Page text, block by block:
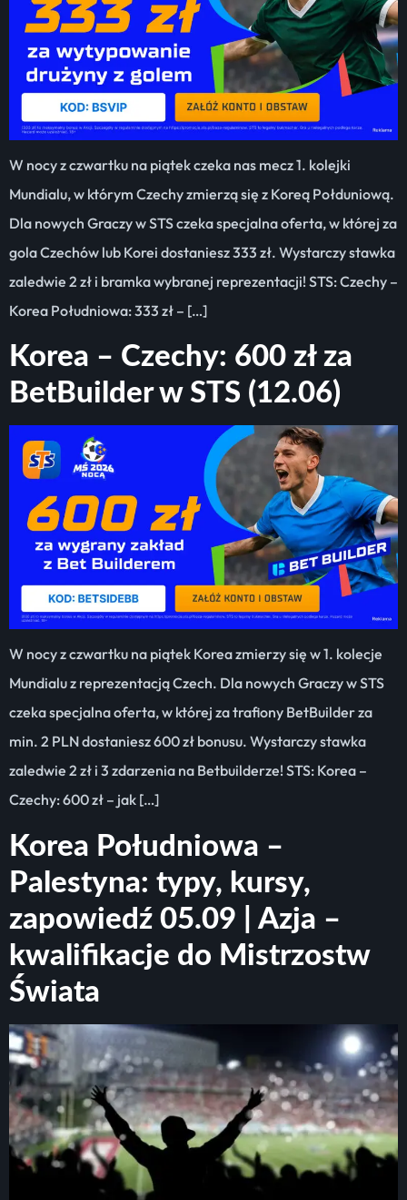
W nocy z czwartku na piątek czeka nas mecz 1. kolejki
Mundialu, w którym Czechy zmierzą się z Koreą Połduniową.
Dla nowych Graczy w STS czeka specjalna oferta, w której za
gola Czechów lub Korei dostaniesz 333 zł. Wystarczy stawka
zaledwie 2 zł i bramka wybranej reprezentacji! STS: Czechy –
Korea Południowa: 333 zł – […]
Korea – Czechy: 600 zł za
BetBuilder w STS (12.06)
W nocy z czwartku na piątek Korea zmierzy się w 1. kolecje
Mundialu z reprezentacją Czech. Dla nowych Graczy w STS
czeka specjalna oferta, w której za trafiony BetBuilder za
min. 2 PLN dostaniesz 600 zł bonusu. Wystarczy stawka
zaledwie 2 zł i 3 zdarzenia na Betbuilderze! STS: Korea –
Czechy: 600 zł – jak […]
Korea Południowa –
Palestyna: typy, kursy,
zapowiedź 05.09 | Azja –
kwalifikacje do Mistrzostw
Świata